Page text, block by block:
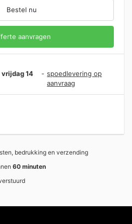
Bestel nu
aanvragen
14
- spoedlevering op
aanvraag
bedrukking en verzending
60 minuten